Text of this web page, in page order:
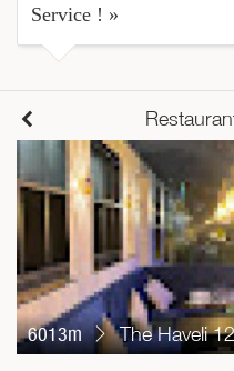
Service ! »
6013m The Haveli